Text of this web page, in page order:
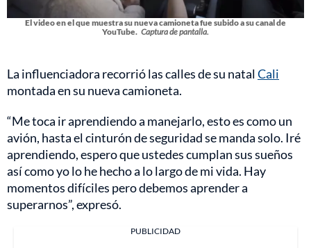
El video en el que muestra su nueva camioneta fue subido a su canal de
YouTube. Captura de pantalla.
La influenciadora recorrió las calles de su natalCali
montada en su nueva camioneta.
“Me toca ir aprendiendo a manejarlo, esto es como un
avión, hasta el cinturón de seguridad se manda solo. Iré
aprendiendo, espero que ustedes cumplan sus sueños
así como yo lo he hecho a lo largo de mi vida. Hay
momentos difíciles pero debemos aprender a
superarnos”, expresó.
PUBLICIDAD